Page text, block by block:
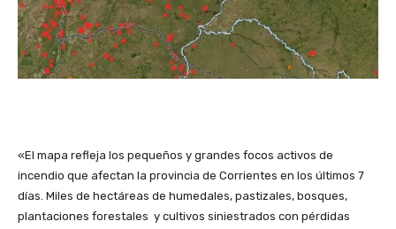
«El mapa refleja los pequeños y grandes focos activos de
incendio que afectan la provincia de Corrientes en los últimos 7
días. Miles de hectáreas de humedales, pastizales, bosques,
plantaciones forestales y cultivos siniestrados con pérdidas